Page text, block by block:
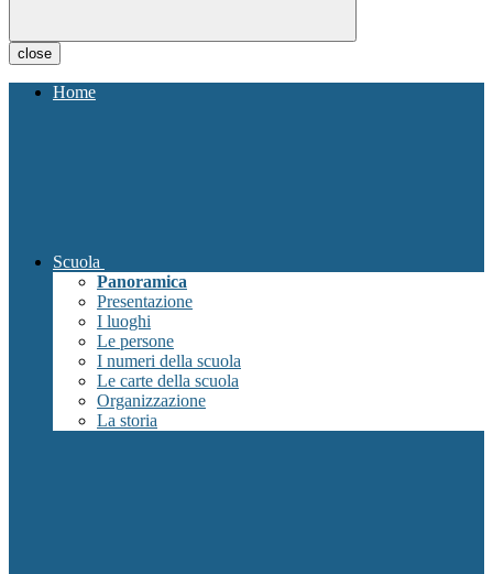
close
Home
Scuola
Panoramica
Presentazione
I luoghi
Le persone
I numeri della scuola
Le carte della scuola
Organizzazione
La storia